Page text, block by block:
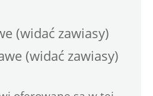
(widać zawiasy)
(widać zawiasy)